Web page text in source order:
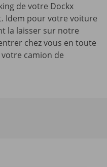
de votre Dockx
Idem pour votre voiture
la laisser sur notre
chez vous en toute
camion de